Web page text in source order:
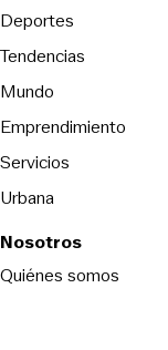
Deportes
Tendencias
Mundo
Emprendimiento
Servicios
Urbana
Nosotros
Quiénes somos